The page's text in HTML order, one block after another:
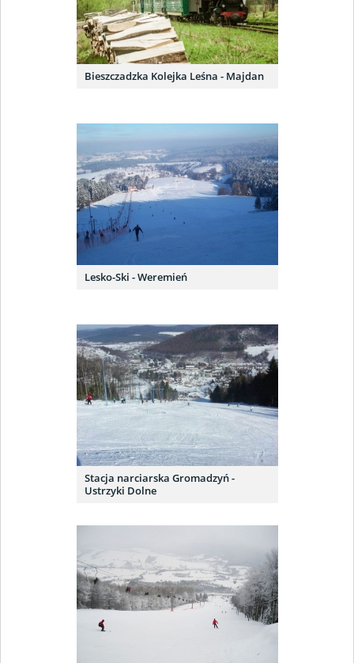
Bieszczadzka Kolejka Leśna - Majdan
Lesko-Ski - Weremień
Stacja narciarska Gromadzyń -
Ustrzyki Dolne